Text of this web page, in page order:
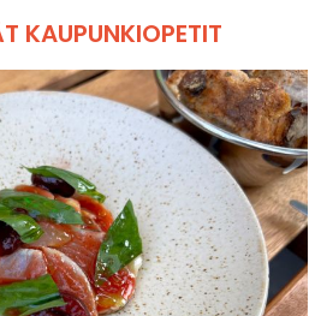
KAUPUNKIOPETIT